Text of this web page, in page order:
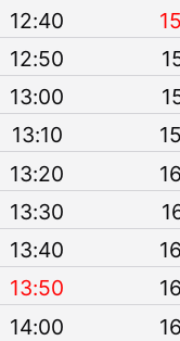
12:40
12:50
13:00
13:10
13:20
13:30
13:40
13:50
14:00